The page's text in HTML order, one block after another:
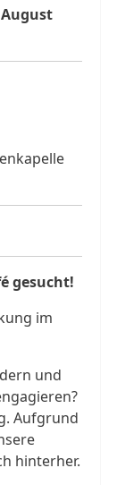
gesucht!
im
und
Aufgrund
hinterher.